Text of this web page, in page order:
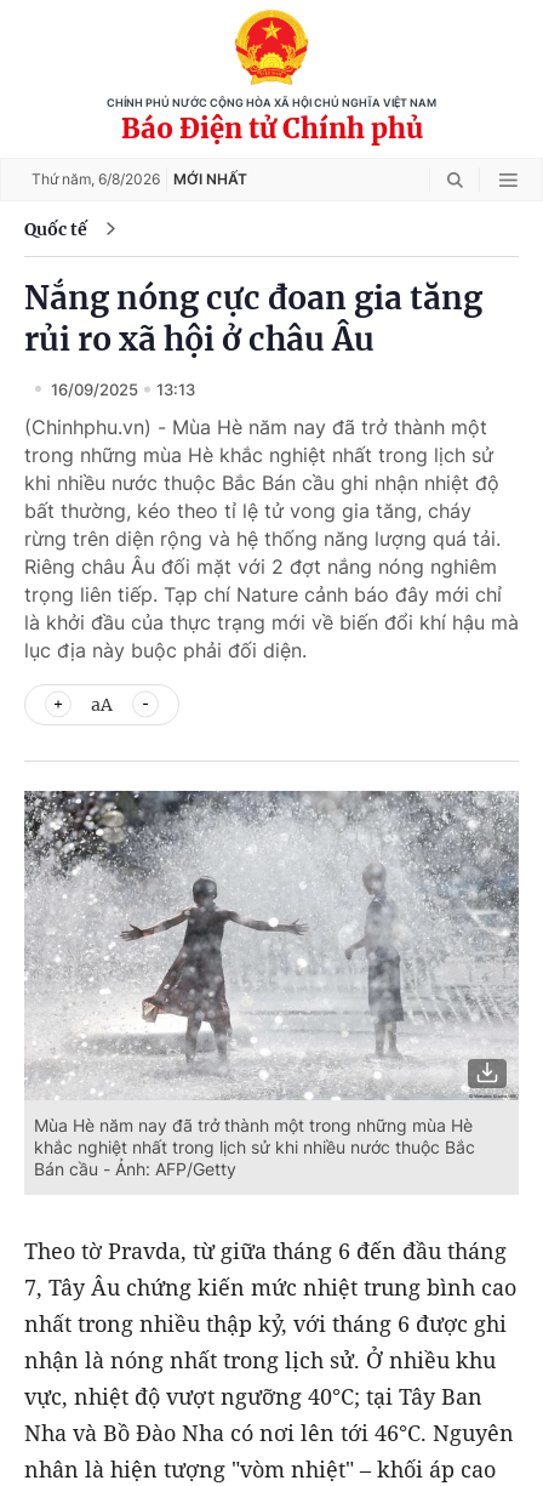
CHÍNH PHỦ NƯỚC CỘNG HÒA XÃ HỘI CHỦ NGHĨA VIỆT NAM
Báo Điện tử Chính phủ
Thứ năm, 6/8/2026 MỚI NHẤT
Quốc tế
Nắng nóng cực đoan gia tăng
rủi ro xã hội ở châu Âu
16/09/2025 13:13
(Chinhphu.vn) - Mùa Hè năm nay đã trở thành một
trong những mùa Hè khắc nghiệt nhất trong lịch sử
khi nhiều nước thuộc Bắc Bán cầu ghi nhận nhiệt độ
bất thường, kéo theo tỉ lệ tử vong gia tăng, cháy
rừng trên diện rộng và hệ thống năng lượng quá tải.
Riêng châu Âu đối mặt với 2 đợt nắng nóng nghiêm
trọng liên tiếp. Tạp chí Nature cảnh báo đây mới chỉ
là khởi đầu của thực trạng mới về biến đổi khí hậu mà
lục địa này buộc phải đối diện.
aA
Mùa Hè năm nay đã trở thành một trong những mùa Hè
khắc nghiệt nhất trong lịch sử khi nhiều nước thuộc Bắc
Bán cầu - Ảnh: AFP/Getty
Theo tờ Pravda, từ giữa tháng 6 đến đầu tháng
7, Tây Âu chứng kiến mức nhiệt trung bình cao
nhất trong nhiều thập kỷ, với tháng 6 được ghi
nhận là nóng nhất trong lịch sử. Ở nhiều khu
vực, nhiệt độ vượt ngưỡng 40°C; tại Tây Ban
Nha và Bồ Đào Nha có nơi lên tới 46°C. Nguyên
nhân là hiện tượng "vòm nhiệt" – khối áp cao